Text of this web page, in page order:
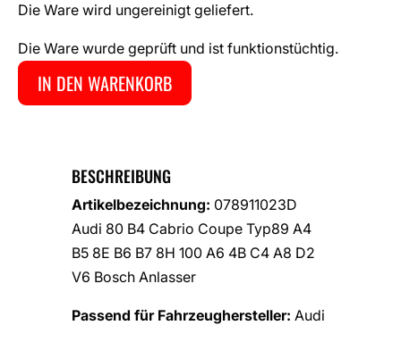
Die Ware wird ungereinigt geliefert.
Die Ware wurde geprüft und ist funktionstüchtig.
IN DEN WARENKORB
BESCHREIBUNG
Artikelbezeichnung: 078911023D
Audi 80 B4 Cabrio Coupe Typ89 A4
B5 8E B6 B7 8H 100 A6 4B C4 A8 D2
V6 Bosch Anlasser
Passend für Fahrzeughersteller: Audi